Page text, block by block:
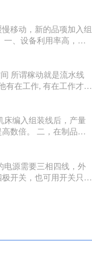
装配线走或随装配线一
许多工人） ...
移动，新的品项加入组
一、设备利用率高，一
三、生产能力相对稳
，发生故障时，有降级
所谓稼动就是流水线
有在工作, 有在工作才能
工作抽查的手法来仿真
做什么。
床编入组装线后，产量
数倍。 二，在制品减
的能力，物料传送系统
品质量高。零件在加工
电源需要三相四线，外
开关，也可用开关只控
F2。5，6...